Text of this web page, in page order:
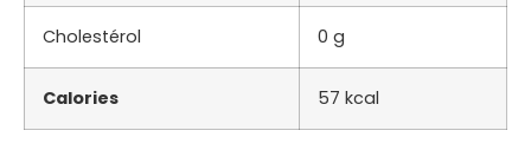
Cholestérol 0 g
Calories 57 kcal